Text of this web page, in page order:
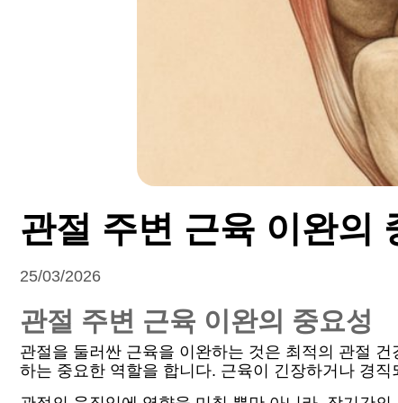
관절 주변 근육 이완의
25/03/2026
관절 주변 근육 이완의 중요성
관절을 둘러싼 근육을 이완하는 것은 최적의 관절
하는 중요한 역할을 합니다. 근육이 긴장하거나 경직